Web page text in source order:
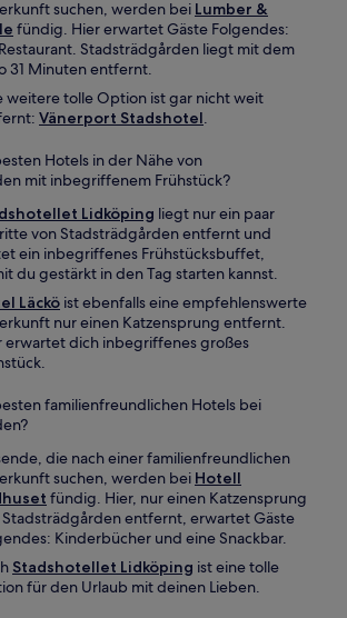
suchen, werden bei Lumber &
fündig. Hier erwartet Gäste Folgendes:
Stadsträdgården liegt mit dem
31 Minuten entfernt.
weitere tolle Option ist gar nicht weit
Vänerport Stadshotel.
Hotels in der Nähe von
mit inbegriffenem Frühstück?
Lidköping liegt nur ein paar
von Stadsträdgården entfernt und
ein inbegriffenes Frühstücksbuffet,
du gestärkt in den Tag starten kannst.
Läckö ist ebenfalls eine empfehlenswerte
nur einen Katzensprung entfernt.
erwartet dich inbegriffenes großes
familienfreundlichen Hotels bei
die nach einer familienfreundlichen
suchen, werden bei Hotell
fündig. Hier, nur einen Katzensprung
entfernt, erwartet Gäste
Kinderbücher und eine Snackbar.
Stadshotellet Lidköping ist eine tolle
für den Urlaub mit deinen Lieben.